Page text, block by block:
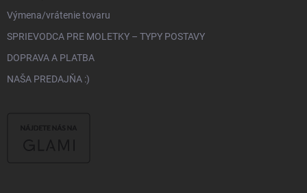
Výmena/vrátenie tovaru
SPRIEVODCA PRE MOLETKY – TYPY POSTAVY
DOPRAVA A PLATBA
NAŠA PREDAJŇA :)